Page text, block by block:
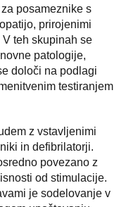
posameznike s
prirojenimi
teh skupinah se
patologije,
določi na podlagi
testiranjem
z vstavljenimi
in defibrilatorji.
povezano z
od stimulacije.
je sodelovanje v